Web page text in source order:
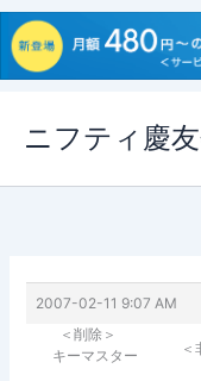
ス
ニフティ慶
2007-02-11 9:07 AM
＜削除＞
キーマスター
＜